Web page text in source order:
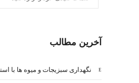
آخرین مطالب
نگهداری سبزیجات و میوه ها با